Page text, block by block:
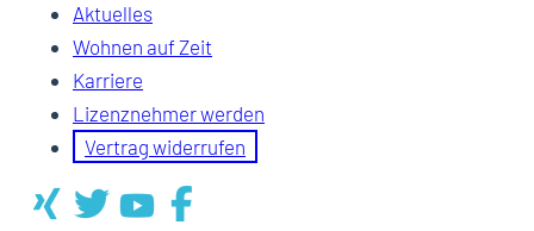
Aktuelles
Wohnen auf Zeit
Karriere
Lizenznehmer werden
Vertrag widerrufen